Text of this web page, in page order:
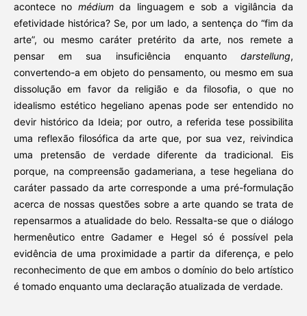
acontece no médiumda linguagem e sob a vigilância da
efetividade histórica? Se, por um lado, a sentença do “fim da
arte”, ou mesmo caráter pretérito da arte, nos remete a
pensar em sua insuficiência enquantodarstellung,
convertendo-a em objeto do pensamento, ou mesmo em sua
dissolução em favor da religião e da filosofia, o que no
idealismo estético hegeliano apenas pode ser entendido no
devir histórico da Ideia; por outro, a referida tese possibilita
uma reflexão filosófica da arte que, por sua vez, reivindica
uma pretensão de verdade diferente da tradicional. Eis
porque, na compreensão gadameriana, a tese hegeliana do
caráter passado da arte corresponde a uma pré-formulação
acerca de nossas questões sobre a arte quando se trata de
repensarmos a atualidade do belo. Ressalta-se que o diálogo
hermenêutico entre Gadamer e Hegel só é possível pela
evidência de uma proximidade a partir da diferença, e pelo
reconhecimento de que em ambos o domínio do belo artístico
é tomado enquanto uma declaração atualizada de verdade.